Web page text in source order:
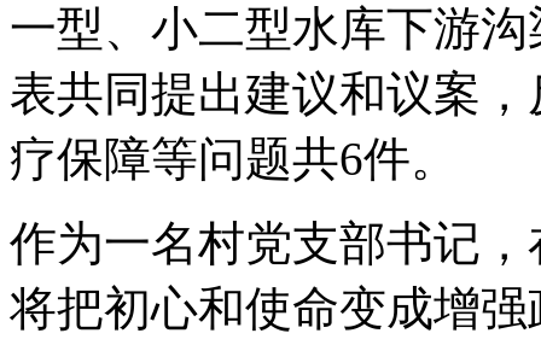
一型、小二型水库下游
表共同提出建议和议案
疗保障等问题共6件。
作为一名村党支部书记
将把初心和使命变成增